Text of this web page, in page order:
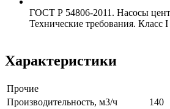
ГОСТ Р 54806-2011. Насосы
Технические требования. Класс I
Характеристики
Прочие
Производительность, м3/ч
140